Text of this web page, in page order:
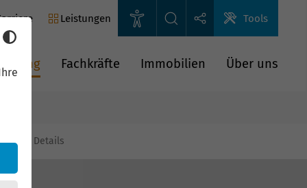
Leistungen Tools
Fachkräfte Immobilien Über uns
Details